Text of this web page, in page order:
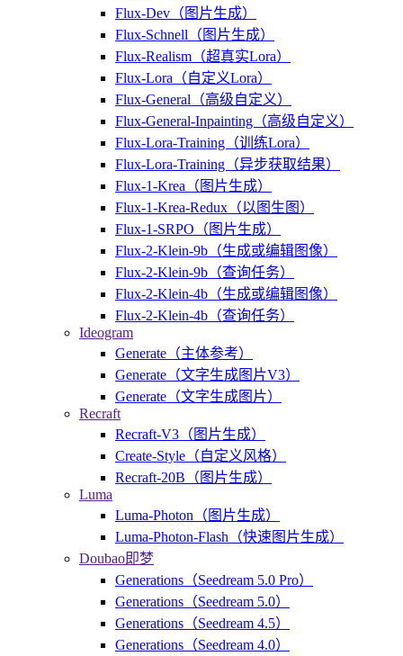
Flux-Dev（图片生成）
Flux-Schnell（图片生成）
Flux-Realism（超真实Lora）
Flux-Lora（自定义Lora）
Flux-General（高级自定义）
Flux-General-Inpainting（高级自定义）
Flux-Lora-Training（训练Lora）
Flux-Lora-Training（异步获取结果）
Flux-1-Krea（图片生成）
Flux-1-Krea-Redux（以图生图）
Flux-1-SRPO（图片生成）
Flux-2-Klein-9b（生成或编辑图像）
Flux-2-Klein-9b（查询任务）
Flux-2-Klein-4b（生成或编辑图像）
Flux-2-Klein-4b（查询任务）
Ideogram
Generate（主体参考）
Generate（文字生成图片V3）
Generate（文字生成图片）
Recraft
Recraft-V3（图片生成）
Create-Style（自定义风格）
Recraft-20B（图片生成）
Luma
Luma-Photon（图片生成）
Luma-Photon-Flash（快速图片生成）
Doubao即梦
Generations（Seedream 5.0 Pro）
Generations（Seedream 5.0）
Generations（Seedream 4.5）
Generations（Seedream 4.0）